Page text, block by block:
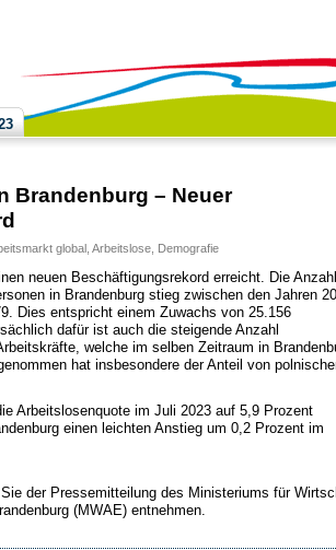
Brandenburg – Neuer
global, Arbeitslose, Demografie
neuen Beschäftigungsrekord erreicht. Die
in Brandenburg stieg zwischen den Jahren
Dies entspricht einem Zuwachs von 25.156
dafür ist auch die steigende Anzahl
welche im selben Zeitraum in
hat insbesondere der Anteil von
Arbeitslosenquote im Juli 2023 auf 5,9 Prozent
einen leichten Anstieg um 0,2 Prozent im
der Pressemitteilung des Ministeriums für
(MWAE) entnehmen.